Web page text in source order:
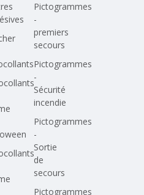
conception
Pictogrammes
-
premiers
secours
Pictogrammes
-
Sécurité
incendie
Pictogrammes
-
Sortie
de
secours
Pictogrammes